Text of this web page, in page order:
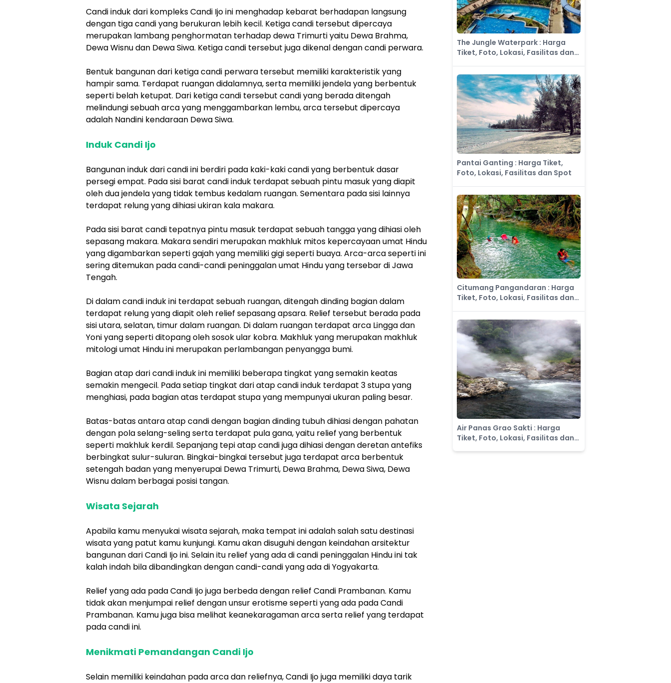
Candi induk dari kompleks Candi Ijo ini menghadap kebarat berhadapan langsung
dengan tiga candi yang berukuran lebih kecil. Ketiga candi tersebut dipercaya
merupakan lambang penghormatan terhadap dewa Trimurti yaitu Dewa Brahma,
Dewa Wisnu dan Dewa Siwa. Ketiga candi tersebut juga dikenal dengan candi perwara.
Bentuk bangunan dari ketiga candi perwara tersebut memiliki karakteristik yang
hampir sama. Terdapat ruangan didalamnya, serta memiliki jendela yang berbentuk
seperti belah ketupat. Dari ketiga candi tersebut candi yang berada ditengah
melindungi sebuah arca yang menggambarkan lembu, arca tersebut dipercaya
adalah Nandini kendaraan Dewa Siwa.
Induk Candi Ijo
Bangunan induk dari candi ini berdiri pada kaki-kaki candi yang berbentuk dasar
persegi empat. Pada sisi barat candi induk terdapat sebuah pintu masuk yang diapit
oleh dua jendela yang tidak tembus kedalam ruangan. Sementara pada sisi lainnya
terdapat relung yang dihiasi ukiran kala makara.
Pada sisi barat candi tepatnya pintu masuk terdapat sebuah tangga yang dihiasi oleh
sepasang makara. Makara sendiri merupakan makhluk mitos kepercayaan umat Hindu
yang digambarkan seperti gajah yang memiliki gigi seperti buaya. Arca-arca seperti ini
sering ditemukan pada candi-candi peninggalan umat Hindu yang tersebar di Jawa
Tengah.
Di dalam candi induk ini terdapat sebuah ruangan, ditengah dinding bagian dalam
terdapat relung yang diapit oleh relief sepasang apsara. Relief tersebut berada pada
sisi utara, selatan, timur dalam ruangan. Di dalam ruangan terdapat arca Lingga dan
Yoni yang seperti ditopang oleh sosok ular kobra. Makhluk yang merupakan makhluk
mitologi umat Hindu ini merupakan perlambangan penyangga bumi.
Bagian atap dari candi induk ini memiliki beberapa tingkat yang semakin keatas
semakin mengecil. Pada setiap tingkat dari atap candi induk terdapat 3 stupa yang
menghiasi, pada bagian atas terdapat stupa yang mempunyai ukuran paling besar.
Batas-batas antara atap candi dengan bagian dinding tubuh dihiasi dengan pahatan
dengan pola selang-seling serta terdapat pula gana, yaitu relief yang berbentuk
seperti makhluk kerdil. Sepanjang tepi atap candi juga dihiasi dengan deretan antefiks
berbingkat sulur-suluran. Bingkai-bingkai tersebut juga terdapat arca berbentuk
setengah badan yang menyerupai Dewa Trimurti, Dewa Brahma, Dewa Siwa, Dewa
Wisnu dalam berbagai posisi tangan.
Wisata Sejarah
Apabila kamu menyukai wisata sejarah, maka tempat ini adalah salah satu destinasi
wisata yang patut kamu kunjungi. Kamu akan disuguhi dengan keindahan arsitektur
bangunan dari Candi Ijo ini. Selain itu relief yang ada di candi peninggalan Hindu ini tak
kalah indah bila dibandingkan dengan candi-candi yang ada di Yogyakarta.
Relief yang ada pada Candi Ijo juga berbeda dengan relief Candi Prambanan. Kamu
tidak akan menjumpai relief dengan unsur erotisme seperti yang ada pada Candi
Prambanan. Kamu juga bisa melihat keanekaragaman arca serta relief yang terdapat
pada candi ini.
Menikmati Pemandangan Candi Ijo
Selain memiliki keindahan pada arca dan reliefnya, Candi Ijo juga memiliki daya tarik
The Jungle Waterpark : Harga
Tiket, Foto, Lokasi, Fasilitas dan
Pantai Ganting : Harga Tiket,
Foto, Lokasi, Fasilitas dan Spot
Citumang Pangandaran : Harga
Tiket, Foto, Lokasi, Fasilitas dan
Air Panas Grao Sakti : Harga
Tiket, Foto, Lokasi, Fasilitas dan